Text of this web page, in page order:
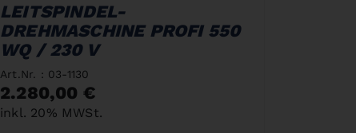
LEITSPINDEL-
DREHMASCHINE PROFI 550
WQ / 230 V
Art.Nr. : 03-1130
2.280,00 €
inkl. 20% MWSt.